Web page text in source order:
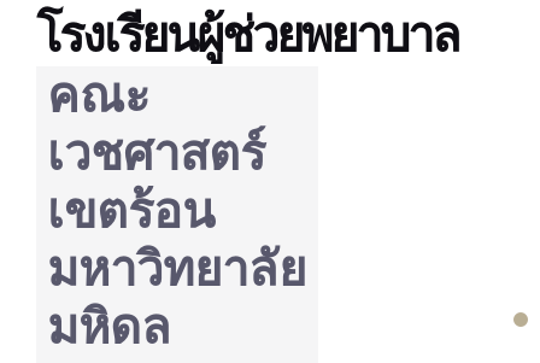
โรงเรียนผู้ช่วยพยาบาล
คณะ
เวชศาสตร์
เขตร้อน
มหาวิทยาลัย
มหิดล